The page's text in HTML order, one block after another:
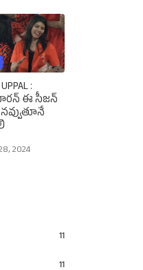
:
ఈ సీజన్‌
2024
11
11